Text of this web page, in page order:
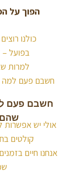
הפוך על
כולנו
בפועל
למרות
חשבם פעם למה
חשבם פעם
אולי יש אפשרות
קולטים
אנחנו חיים